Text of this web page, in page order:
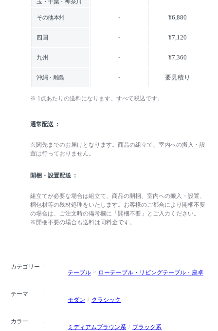
玉・千葉・神奈川
その他本州 - ¥6,880
四国 - ¥7,120
九州 - ¥7,360
沖縄・離島 - 要見積り
※ 1点あたりの送料になります。すべて税込です。
通常配送
玄関先までのお届けとなります。商品の組立て、室内への搬入・設
置は行っておりません。
開梱・設置配送
組立てが必要な場合は組立て、商品の開梱、室内への搬入・設置、
梱包材等の残材処理をいたします。お客様のご都合により開梱不要
の場合は、ご注文時の備考欄に「開梱不要」とご入力ください。
※開梱不要の場合も送料は同料金です。
カテゴリー
テーブル
ローテーブル・リビングテーブル・座卓
テーマ
モダン
クラシック
カラー
ミディアムブラウン系
ブラック系